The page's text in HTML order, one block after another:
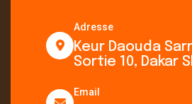
Adresse
Keur Daouda
Sortie 10, Dakar
Email